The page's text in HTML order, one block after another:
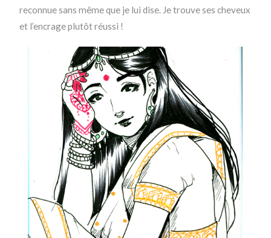
reconnue sans même que je lui dise. Je trouve ses cheveux
et l’encrage plutôt réussi !